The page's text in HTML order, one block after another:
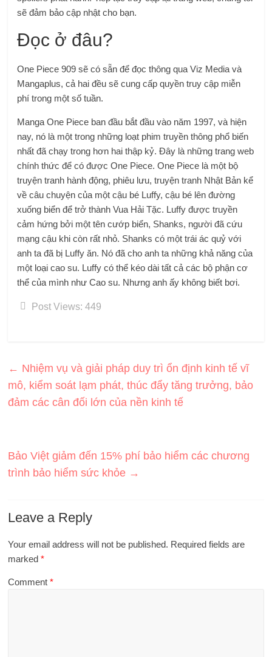
sẽ đảm bảo cập nhật cho bạn.
Đọc ở đâu?
One Piece 909 sẽ có sẵn để đọc thông qua Viz Media và
Mangaplus, cả hai đều sẽ cung cấp quyền truy cập miễn
phí trong một số tuần.
Manga One Piece ban đầu bắt đầu vào năm 1997, và hiện
nay, nó là một trong những loạt phim truyền thông phổ biến
nhất đã chạy trong hơn hai thập kỷ. Đây là những trang web
chính thức để có được One Piece. One Piece là một bộ
truyện tranh hành động, phiêu lưu, truyện tranh Nhật Bản kể
về câu chuyện của một cậu bé Luffy, cậu bé lên đường
xuống biển để trở thành Vua Hải Tặc. Luffy được truyền
cảm hứng bởi một tên cướp biển, Shanks, người đã cứu
mạng cậu khi còn rất nhỏ. Shanks có một trái ác quỷ với
anh ta đã bị Luffy ăn. Nó đã cho anh ta những khả năng của
một loại cao su. Luffy có thể kéo dài tất cả các bộ phận cơ
thể của mình như Cao su. Nhưng anh ấy không biết bơi.
Post Views: 449
← Nhiệm vụ và giải pháp duy trì ổn định kinh tế vĩ
mô, kiểm soát lạm phát, thúc đẩy tăng trưởng, bảo
đảm các cân đối lớn của nền kinh tế
Bảo Việt giảm đến 15% phí bảo hiểm các chương
trình bảo hiểm sức khỏe →
Leave a Reply
Your email address will not be published. Required fields are
marked*
Comment*